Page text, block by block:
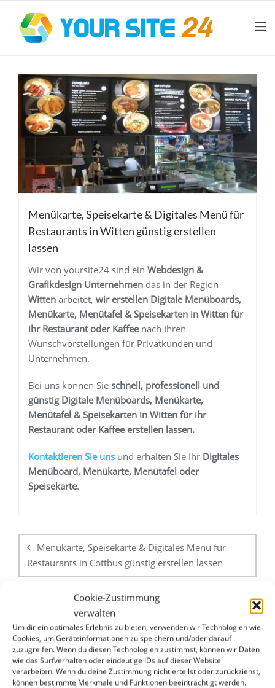
Cookie-Zustimmung
verwalten
Um dir ein optimales Erlebnis zu bieten, verwenden wir Technologien wie
Cookies, um Geräteinformationen zu speichern und/oder darauf
zuzugreifen. Wenn du diesen Technologien zustimmst, können wir Daten
wie das Surfverhalten oder eindeutige IDs auf dieser Website
verarbeiten. Wenn du deine Zustimmung nicht erteilst oder zurückziehst,
können bestimmte Merkmale und Funktionen beeinträchtigt werden.
Menükarte, Speisekarte & Digitales Menü für
Restaurants in Witten günstig erstellen
lassen
Wir von yoursite24 sind ein Webdesign &
Grafikdesign Unternehmen das in der Region
Witten arbeitet, wir erstellen Digitale Menüboards,
Menükarte, Menütafel & Speisekarten in Witten für
ihr Restaurant oder Kaffeenach Ihren
Wunschvorstellungen für Privatkunden und
Unternehmen.
Bei uns können Sie schnell, professionell und
günstig Digitale Menüboards, Menükarte,
Menütafel & Speisekarten in Witten für ihr
Restaurant oder Kaffee erstellen lassen.
Kontaktieren Sie uns und erhalten Sie Ihr Digitales
Menüboard, Menükarte, Menütafel oder
Speisekarte.
Menükarte, Speisekarte & Digitales Menü für
Restaurants in Cottbus günstig erstellen lassen
Menükarte, Speisekarte & Digitales Menü für
Restaurants in Schwerin günstig erstellen lassen